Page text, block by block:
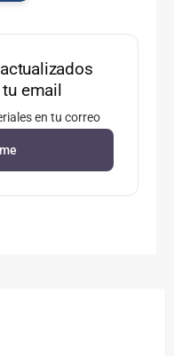
email
en tu correo